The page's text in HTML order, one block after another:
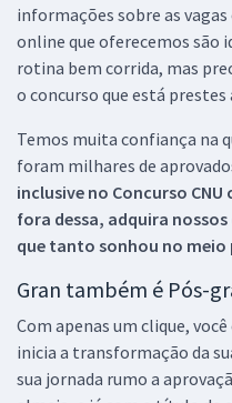
informações sobre as
online que oferecemos são
rotina bem corrida, mas
o concurso que está
Temos muita confiança na
foram milhares de
inclusive no Concurso CNU
fora dessa, adquira
que tanto sonhou no meio
Gran também é Pós-
Com apenas um clique,
inicia a transformação da
sua jornada rumo a